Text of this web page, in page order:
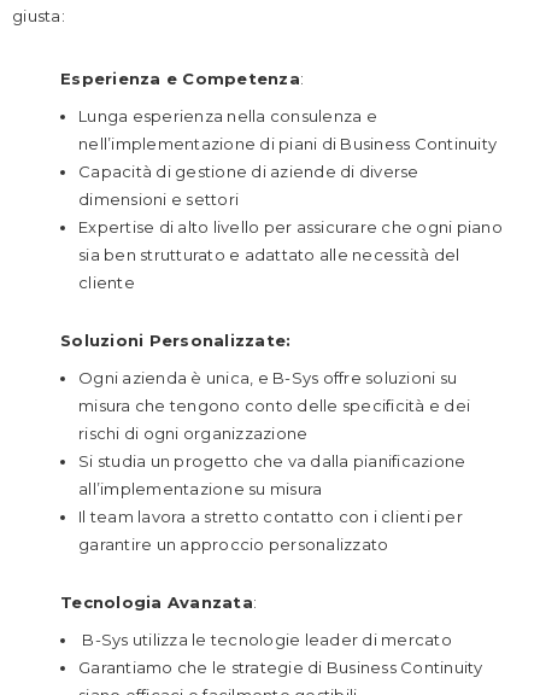
giusta:
Esperienza e Competenza:
Lunga esperienza nella consulenza e
nell’implementazione di piani di Business Continuity
Capacità di gestione di aziende di diverse
dimensioni e settori
Expertise di alto livello per assicurare che ogni piano
sia ben strutturato e adattato alle necessità del
cliente
Soluzioni Personalizzate:
Ogni azienda è unica, e B-Sys offre soluzioni su
misura che tengono conto delle specificità e dei
rischi di ogni organizzazione
Si studia un progetto che va dalla pianificazione
all’implementazione su misura
Il team lavora a stretto contatto con i clienti per
garantire un approccio personalizzato
Tecnologia Avanzata:
B-Sys utilizza le tecnologie leader di mercato
Garantiamo che le strategie di Business Continuity